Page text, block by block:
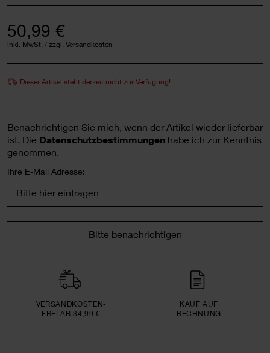
50,99 €
inkl. MwSt. / zzgl. Versandkosten
Dieser Artikel steht derzeit nicht zur Verfügung!
Benachrichtigen Sie mich, wenn der Artikel wieder lieferbar
ist. Die Datenschutzbestimmungen habe ich zur Kenntnis
genommen.
Ihre E-Mail Adresse:
Bitte benachrichtigen
VERSAND­KOSTEN­
FREI AB 34,99 €
KAUF AUF
RECHNUNG